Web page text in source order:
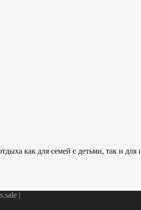
как для семей с детьми, так и
|